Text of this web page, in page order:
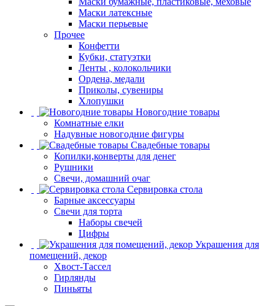
Маски латексные
Маски перьевые
Прочее
Конфетти
Кубки, статуэтки
Ленты , колокольчики
Ордена, медали
Приколы, сувениры
Хлопушки
Новогодние товары
Комнатные елки
Надувные новогодние фигуры
Свадебные товары
Копилки,конверты для денег
Рушники
Свечи, домашний очаг
Сервировка стола
Барные аксессуары
Свечи для торта
Наборы свечей
Цифры
Украшения для
помещений, декор
Хвост-Тассел
Гирлянды
Пиньяты